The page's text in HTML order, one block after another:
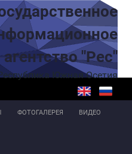
агентство "Рес"
Южная Осетия
ФОТОГАЛЕРЕЯ ВИДЕО